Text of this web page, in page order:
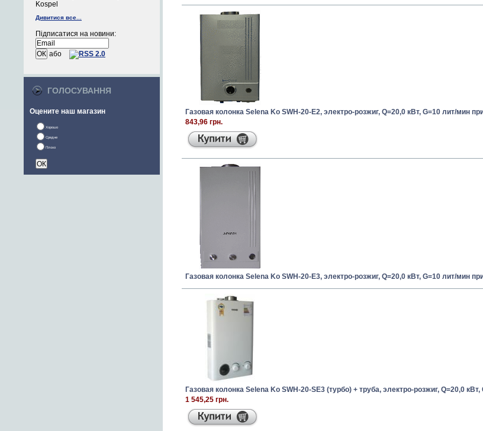
Kospel
Дивитися все...
Підписатися на новини:
або
ГОЛОСУВАННЯ
Оцените наш магазин
Хорошо
Средне
Плохо
Газовая колонка Selena Ko SWH-20-E2, электро-розжиг, Q=20,0 кВт, G=10 лит/мин
843,96 грн.
Газовая колонка Selena Ko SWH-20-E3, электро-розжиг, Q=20,0 кВт, G=10 лит/мин
Газовая колонка Selena Ko SWH-20-SE3 (турбо) + труба, электро-розжиг, Q=20,0
1 545,25 грн.